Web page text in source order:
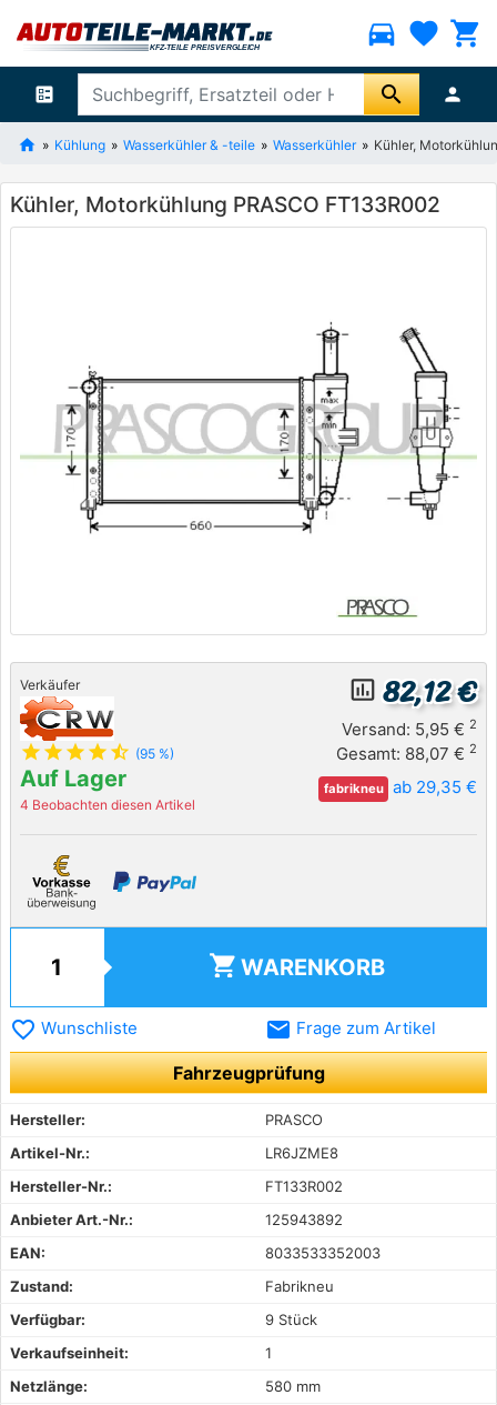
directions_car favorite shopping_cart
ballot search person
Kühlung Wasserkühler & -teile Wasserkühler Kühler,
Kühler, Motorkühlung PRASCO FT133R002
Verkäufer
star star star star star_half (95 %)
Auf Lager
4 Beobachten diesen Artikel
insert_chart_outlined 82,12 €
Versand: 5,95 € 2
Gesamt: 88,07 € 2
fabrikneu ab 29,35 €
shopping_cart WARENKORB
favorite_border Wunschliste email Frage zum Artikel
Fahrzeugprüfung
Hersteller:
PRASCO
Artikel-Nr.:
LR6JZME8
Hersteller-Nr.:
FT133R002
Anbieter Art.-Nr.:
125943892
EAN:
8033533352003
Zustand:
Fabrikneu
Verfügbar:
9 Stück
Verkaufseinheit:
1
Netzlänge:
580 mm